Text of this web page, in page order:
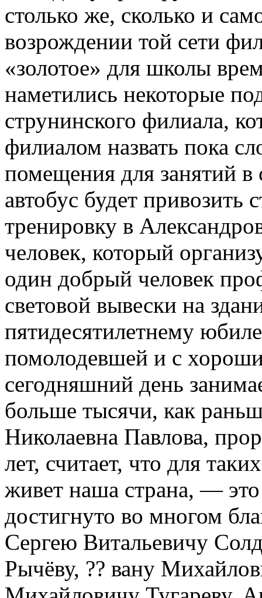
столько же, сколько и
возрождении той сети
«золотое» для школы
наметились некоторые
струнинского филиала,
филиалом назвать пока
помещения для занятий
автобус будет
тренировку в
человек, который
один добрый человек
световой вывески на
пятидесятилетнему
помолодевшей и с
сегодняшний день
больше тысячи, как
Николаевна Павлова,
лет, считает, что для
живет наша страна, —
достигнуто во многом
Сергею Витальевичу
Рычёву, ?? вану